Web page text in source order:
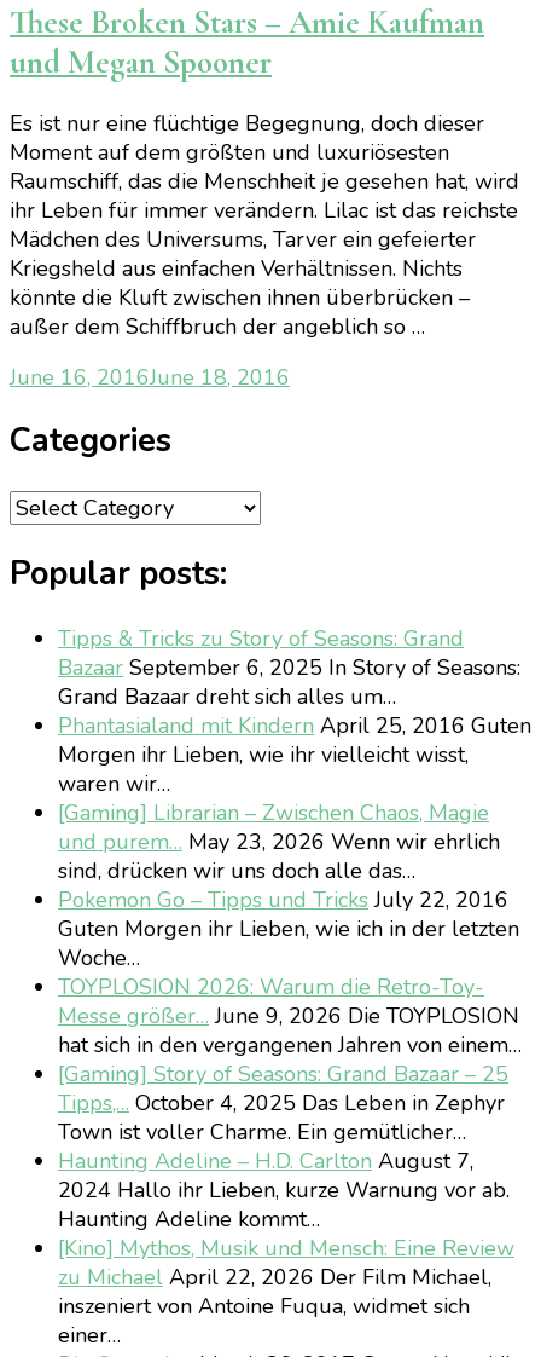
These Broken Stars – Amie Kaufman
und Megan Spooner
Es ist nur eine flüchtige Begegnung, doch dieser
Moment auf dem größten und luxuriösesten
Raumschiff, das die Menschheit je gesehen hat, wird
ihr Leben für immer verändern. Lilac ist das reichste
Mädchen des Universums, Tarver ein gefeierter
Kriegsheld aus einfachen Verhältnissen. Nichts
könnte die Kluft zwischen ihnen überbrücken –
außer dem Schiffbruch der angeblich so …
June 16, 2016June 18, 2016
Categories
Categories
Popular posts:
Tipps & Tricks zu Story of Seasons: Grand
Bazaar September 6, 2025 In Story of Seasons:
Grand Bazaar dreht sich alles um…
Phantasialand mit Kindern April 25, 2016 Guten
Morgen ihr Lieben, wie ihr vielleicht wisst,
waren wir…
[Gaming] Librarian – Zwischen Chaos, Magie
und purem… May 23, 2026 Wenn wir ehrlich
sind, drücken wir uns doch alle das…
Pokemon Go – Tipps und TricksJuly 22, 2016
Guten Morgen ihr Lieben, wie ich in der letzten
Woche…
TOYPLOSION 2026: Warum die Retro-Toy-
Messe größer… June 9, 2026 Die TOYPLOSION
hat sich in den vergangenen Jahren von einem…
[Gaming] Story of Seasons: Grand Bazaar – 25
Tipps,… October 4, 2025 Das Leben in Zephyr
Town ist voller Charme. Ein gemütlicher…
Haunting Adeline – H.D. Carlton August 7,
2024 Hallo ihr Lieben, kurze Warnung vor ab.
Haunting Adeline kommt…
[Kino] Mythos, Musik und Mensch: Eine Review
zu Michael April 22, 2026 Der Film Michael,
inszeniert von Antoine Fuqua, widmet sich
einer…